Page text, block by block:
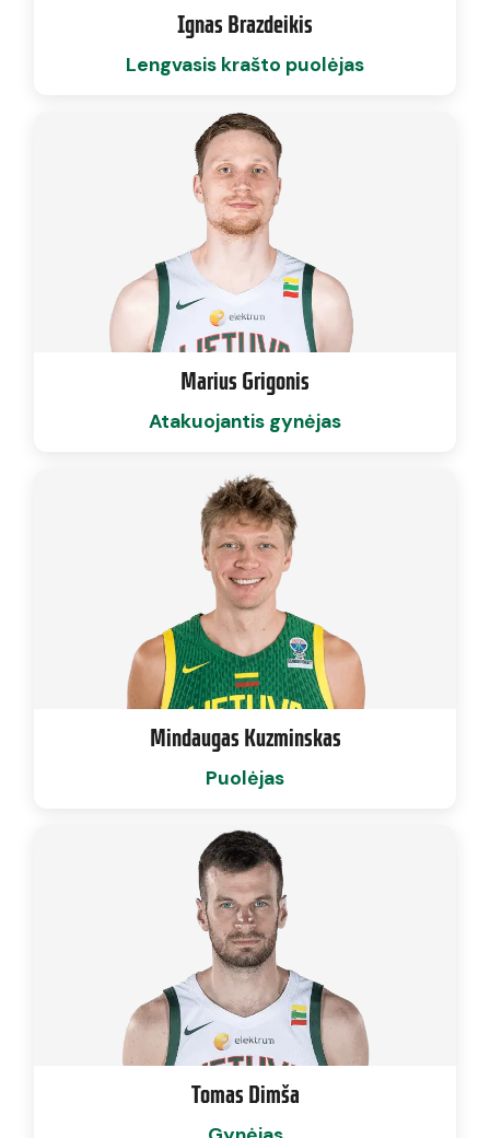
Ignas Brazdeikis
Lengvasis krašto puolėjas
Marius Grigonis
Atakuojantis gynėjas
Mindaugas Kuzminskas
Puolėjas
Tomas Dimša